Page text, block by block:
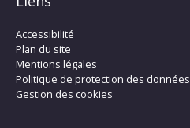
Accessibilité
Plan du site
Mentions légales
Politique de protection des données
Gestion des cookies